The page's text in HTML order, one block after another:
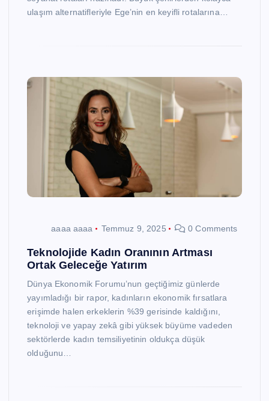
ulaşım alternatifleriyle Ege’nin en keyifli rotalarına…
aaaa aaaa Temmuz 9, 2025 0 Comments
Teknolojide Kadın Oranının Artması
Ortak Geleceğe Yatırım
Dünya Ekonomik Forumu’nun geçtiğimiz günlerde
yayımladığı bir rapor, kadınların ekonomik fırsatlara
erişimde halen erkeklerin %39 gerisinde kaldığını,
teknoloji ve yapay zekâ gibi yüksek büyüme vadeden
sektörlerde kadın temsiliyetinin oldukça düşük
olduğunu…